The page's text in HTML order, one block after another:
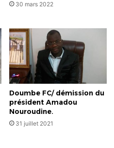
30 mars 2022
Doumbe FC/ démission du
président Amadou
Nouroudine.
31 juillet 2021